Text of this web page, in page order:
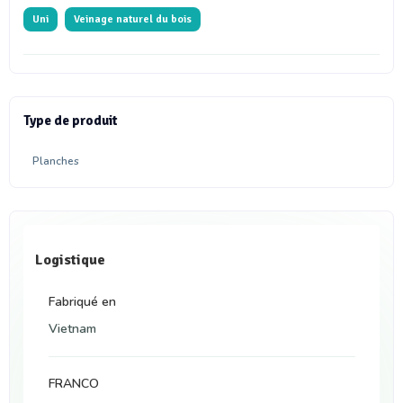
Uni Veinage naturel du bois
Type de produit
Planches
Logistique
Fabriqué en
Vietnam
FRANCO